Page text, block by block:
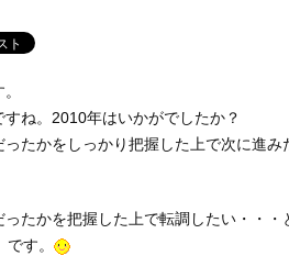
ね。2010年はいかがでしたか？
たかをしっかり把握した上で次に進み
ったかを把握した上で転調したい・・
です。